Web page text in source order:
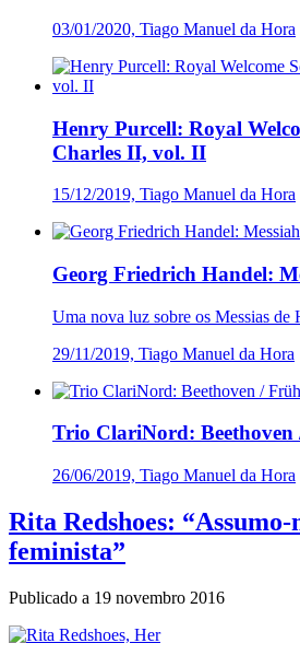
03/01/2020, Tiago Manuel da Hora
Henry Purcell: Royal
Charles II, vol. II
15/12/2019, Tiago Manuel da Hora
Georg Friedrich Handel:
Uma nova luz sobre os Messias de
29/11/2019, Tiago Manuel da Hora
Trio ClariNord: Beethoven
26/06/2019, Tiago Manuel da Hora
Rita Redshoes:
feminista”
Publicado a 19 novembro 2016